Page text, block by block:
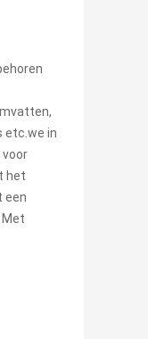
etc.we in
het
een
Met